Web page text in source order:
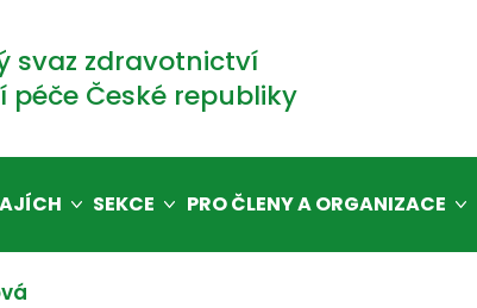
svaz zdravotnictví
péče České republiky
SEKCE PRO ČLENY A ORGANIZACE